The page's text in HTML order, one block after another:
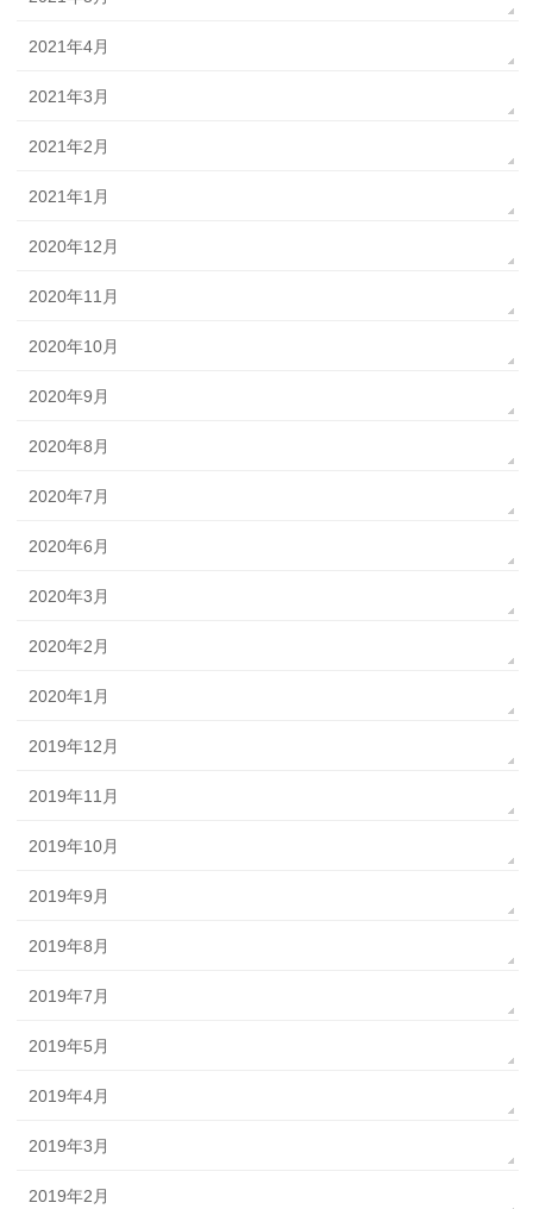
2021年4月
2021年3月
2021年2月
2021年1月
2020年12月
2020年11月
2020年10月
2020年9月
2020年8月
2020年7月
2020年6月
2020年3月
2020年2月
2020年1月
2019年12月
2019年11月
2019年10月
2019年9月
2019年8月
2019年7月
2019年5月
2019年4月
2019年3月
2019年2月